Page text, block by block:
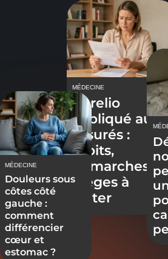
MÉDECINE
Korelio
expliqué aux
assurés :
droits,
démarches et
pièges à
éviter
MÉDECINE
Douleurs sous
côtes côté
gauche :
comment
différencier
cœur et
estomac ?